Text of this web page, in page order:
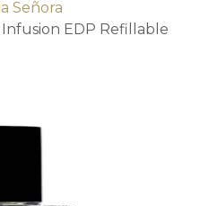
Señora
Infusion EDP Refillable